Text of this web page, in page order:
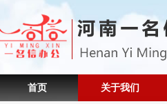
首页 关于我们